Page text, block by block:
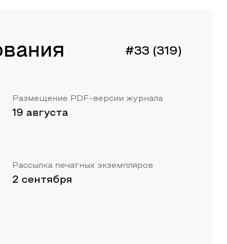
#33 (319)
Размещение PDF-версии журнала
19 августа
Рассылка печатных экземпляров
2 сентября